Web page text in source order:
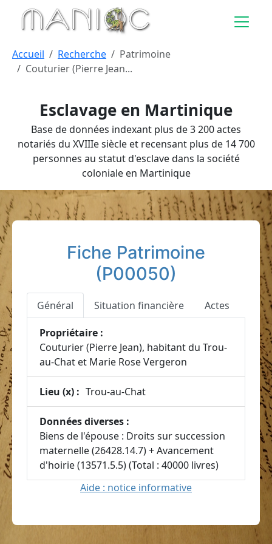
Aller au contenu principal
Esclavage en Martinique
Base de données indexant plus de 3 200 actes
notariés du XVIIIe siècle et recensant plus de 14 700
personnes au statut d'esclave dans la société
coloniale en Martinique
Accueil Recherche
Patrimoine
Couturier (Pierre Jean...
Fiche Patrimoine
(P00050)
Général Situation financière Actes
Propriétaire :
Couturier (Pierre Jean), habitant du Trou-
au-Chat et Marie Rose Vergeron
Lieu (x) : Trou-au-Chat
Données diverses :
Biens de l'épouse : Droits sur succession
maternelle (26428.14.7) + Avancement
d'hoirie (13571.5.5) (Total : 40000 livres)
Aide : notice informative